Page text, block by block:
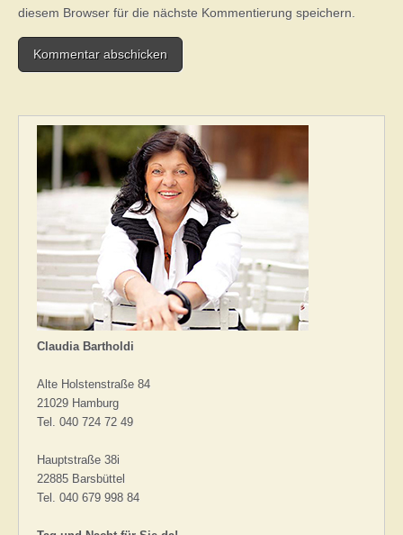
diesem Browser für die nächste Kommentierung speichern.
Claudia Bartholdi
Alte Holstenstraße 84
21029 Hamburg
Tel. 040 724 72 49
Hauptstraße 38i
22885 Barsbüttel
Tel. 040 679 998 84